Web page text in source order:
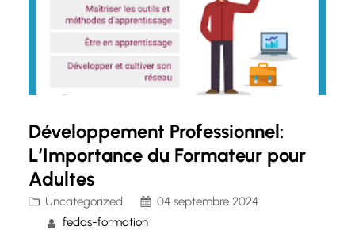
Développement Professionnel:
L’Importance du Formateur pour
Adultes
Uncategorized
04 septembre 2024
fedas-formation